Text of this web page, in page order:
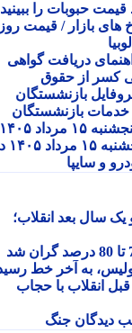
را ببینید /
بازار / قیمت روز
دریافت گواهی
از حقوق
بازنشستگان
بازنشستگان
قیمت خودروهای ایران خودرو سایپا امروز پنجشنبه ۱۵ مرداد ۱۴۰۵ |
قیمت خودروهای ایران خودرو سایپا امروز پنجشنبه ۱۵ مرداد ۱۴۰۵ در
سایپا
بعد انقلاب؛
به آخر خط رسید!
با حجاب
جنگ